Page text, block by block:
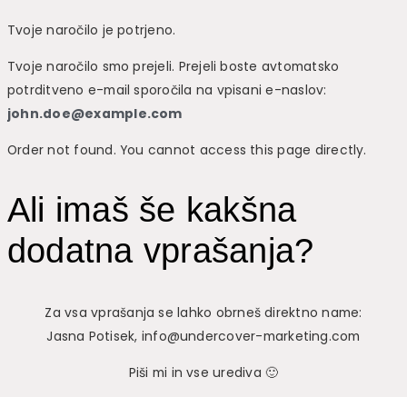
Tvoje naročilo je potrjeno.
Tvoje naročilo smo prejeli. Prejeli boste avtomatsko
potrditveno e-mail sporočila na vpisani e-naslov:
john.doe@example.com
Order not found. You cannot access this page directly.
Ali imaš še kakšna
dodatna vprašanja?
Za vsa vprašanja se lahko obrneš direktno name:
Jasna Potisek, info@undercover-marketing.com
Piši mi in vse urediva 🙂